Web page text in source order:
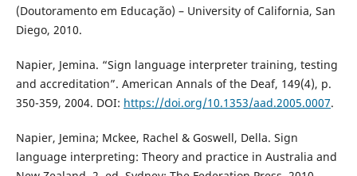
(Doutoramento em Educação) – University of California, San
Diego, 2010.
Napier, Jemina. “Sign language interpreter training, testing
and accreditation”. American Annals of the Deaf, 149(4), p.
350-359, 2004. DOI: https://doi.org/10.1353/aad.2005.0007.
Napier, Jemina; Mckee, Rachel & Goswell, Della. Sign
language interpreting: Theory and practice in Australia and